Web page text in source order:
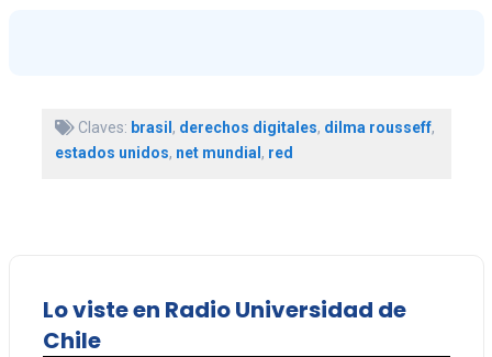
Claves: brasil, derechos digitales, dilma rousseff,
estados unidos, net mundial, red
Lo viste en Radio Universidad de
Chile